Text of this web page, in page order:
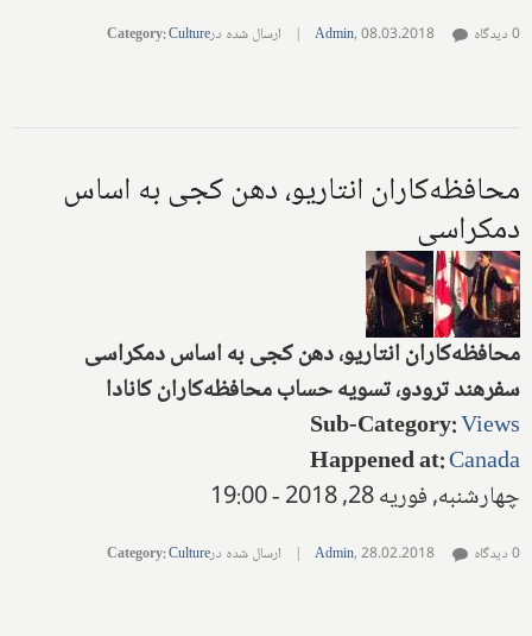
Admin,08.03.2018
| ارسال شده در Category:Culture 0 دیدگاه
محافظه‌کاران انتاریو، دهن کجی به اساس
دمکراسی
محافظه‌کاران انتاریو، دهن کجی به اساس دمکراسی
سفرهند ترودو، تسویه حساب محافظه‌کاران کانادا
Sub-Category:Views
Happened at:Canada
چهارشنبه, فوریه 28, 2018 - 19:00
Admin,28.02.2018
| ارسال شده در Category:Culture 0 دیدگاه